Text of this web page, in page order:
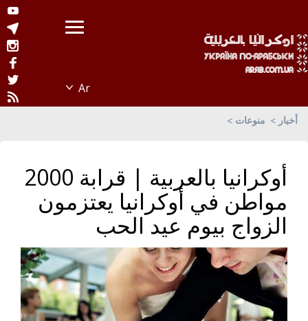
أخبار منوعات
أوكرانيا بالعربية | قرابة 2000
مواطن في أوكرانيا يعتزمون
الزواج بيوم عيد الحب